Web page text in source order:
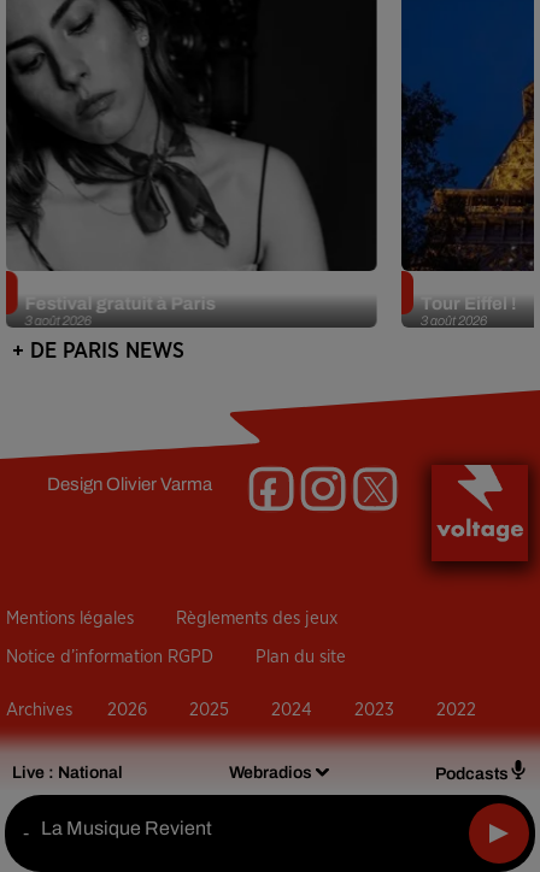
Live : National Webradios Podcasts
- La Musique Revient
3 août 2026
Festival gratuit à Paris
3 août 2026
Tour Eiffel !
+ DE PARIS NEWS
DesignOlivier Varma
Mentions légales Règlements des jeux
Notice d’information RGPD Plan du site
Archives 2026 2025 2024 2023 2022